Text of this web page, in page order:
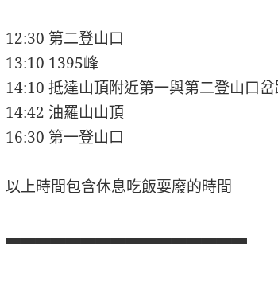
12:30 第二登山口
13:10 1395峰
14:10 抵達山頂附近第一與第二登山口
14:42 油羅山山頂
16:30 第一登山口
以上時間包含休息吃飯耍廢的時間
▃▃▃▃▃▃▃▃▃▃▃▃▃▃▃▃